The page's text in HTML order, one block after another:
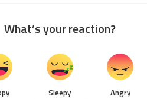
What’s your reaction?
Sleepy
Angry